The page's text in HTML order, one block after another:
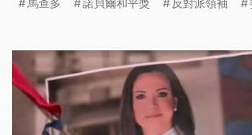
政府禁止出境，並警告若出席頒獎典